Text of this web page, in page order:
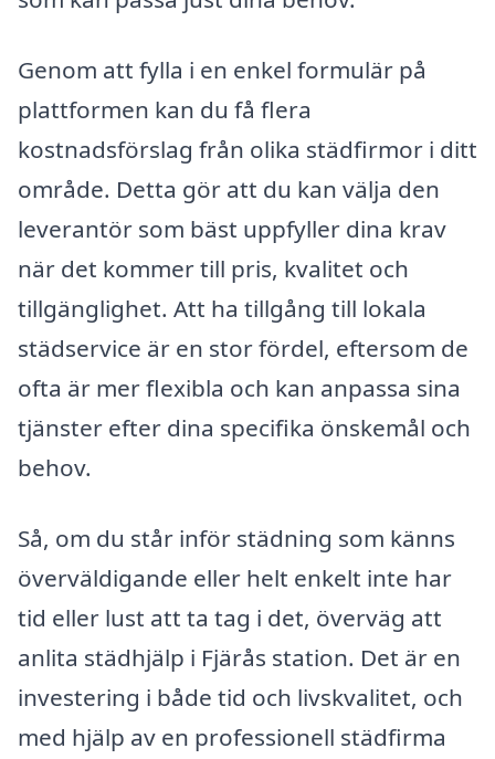
Genom att fylla i en enkel formulär på
plattformen kan du få flera
kostnadsförslag från olika städfirmor i ditt
område. Detta gör att du kan välja den
leverantör som bäst uppfyller dina krav
när det kommer till pris, kvalitet och
tillgänglighet. Att ha tillgång till lokala
städservice är en stor fördel, eftersom de
ofta är mer flexibla och kan anpassa sina
tjänster efter dina specifika önskemål och
behov.
Så, om du står inför städning som känns
överväldigande eller helt enkelt inte har
tid eller lust att ta tag i det, överväg att
anlita städhjälp i Fjärås station. Det är en
investering i både tid och livskvalitet, och
med hjälp av en professionell städfirma